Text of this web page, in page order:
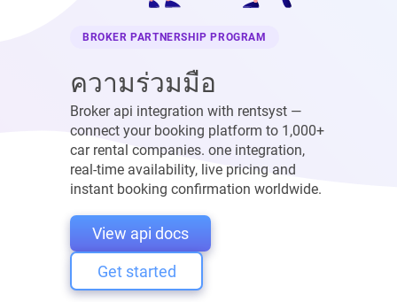
BROKER PARTNERSHIP PROGRAM
ความร่วมมือ
Broker api integration with rentsyst —
connect your booking platform to 1,000+
car rental companies. one integration,
real-time availability, live pricing and
instant booking confirmation worldwide.
View api docs
Get started